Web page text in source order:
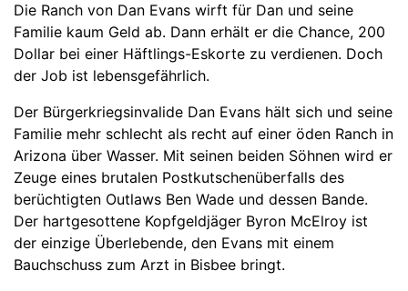
Die Ranch von Dan Evans wirft für Dan und seine
Familie kaum Geld ab. Dann erhält er die Chance, 200
Dollar bei einer Häftlings-Eskorte zu verdienen. Doch
der Job ist lebensgefährlich.
Der Bürgerkriegsinvalide Dan Evans hält sich und seine
Familie mehr schlecht als recht auf einer öden Ranch in
Arizona über Wasser. Mit seinen beiden Söhnen wird er
Zeuge eines brutalen Postkutschenüberfalls des
berüchtigten Outlaws Ben Wade und dessen Bande.
Der hartgesottene Kopfgeldjäger Byron McElroy ist
der einzige Überlebende, den Evans mit einem
Bauchschuss zum Arzt in Bisbee bringt.